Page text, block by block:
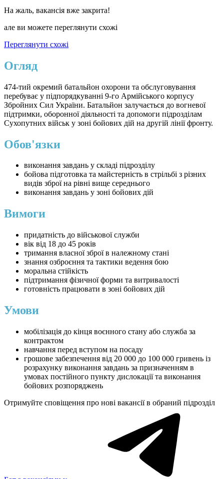
На жаль, вакансія вже закрита!
але ви можете переглянути схожі
Переглянути схожі
Огляд
474-тий окремий батальйон охорони та обслуговування
перебуває у підпорядкуванні 9-го Армійського корпусу
Збройних Сил України. Батальйон залучається до вогневої
підтримки, оборонної діяльності та допомоги підрозділам
Сухопутних військ у зоні бойових дій на другій лінії фронту.
Обов'язки
виконання завдань у складі підрозділу
бойова підготовка та майстерність в стрільбі з різних
видів зброї на рівні вище середнього
виконання завдань у зоні бойових дій
Вимоги
придатність до військової служби
вік від 18 до 45 років
тримання власної зброї в належному стані
знання озброєння та тактики ведення бою
моральна стійкість
підтримання фізичної форми та витривалості
готовність працювати в зоні бойових дій
Умови
мобілізація до кінця воєнного стану або служба за
контрактом
навчання перед вступом на посаду
грошове забезпечення від 20 000 до 100 000 гривень із
розрахунку виконання завдань за призначенням в
умовах постійного пункту дислокації та виконання
бойових розпоряджень
Отримуйте сповіщення про нові вакансії в обраний підрозділ